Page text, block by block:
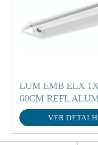
LUM EMB ELX
60CM REFL
VER